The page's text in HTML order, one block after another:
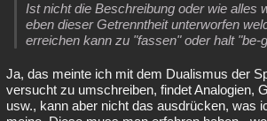
Ist nicht die Beschreibung oder wie alles
eben dieser Getrenntheit unterworfen
erreichen kann zu "fassen" oder halt "be-
Ja, das meinte ich mit dem Dualismus der
versucht zu umschreiben, findet Analogien,
usw., kann aber nicht das ausdrücken, was